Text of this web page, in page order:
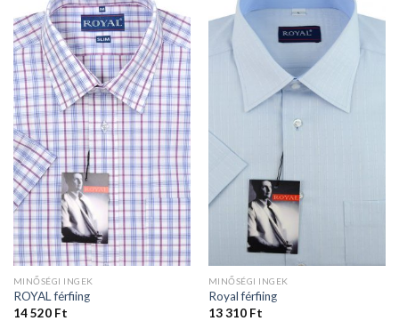
MINŐSÉGI INGEK
ROYAL férfiing
14 520 Ft
MINŐSÉGI INGEK
Royal férfiing
13 310 Ft